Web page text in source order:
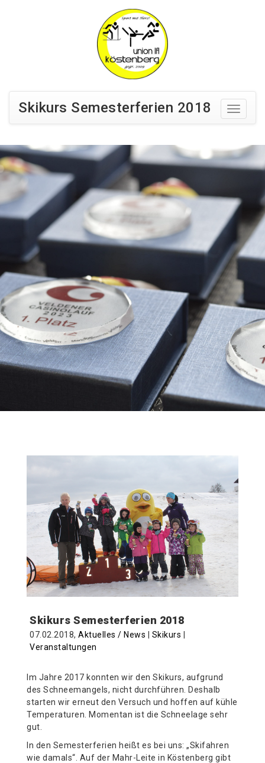
Skikurs Semesterferien 2018
Skikurs Semesterferien 2018
07.02.2018, Aktuelles / News Skikurs
Veranstaltungen
Im Jahre 2017 konnten wir den Skikurs, aufgrund
des Schneemangels, nicht durchführen. Deshalb
starten wir erneut den Versuch und hoffen auf kühle
Temperaturen. Momentan ist die Schneelage sehr
gut.
In den Semesterferien heißt es bei uns: „Skifahren
wie damals“. Auf der Mahr-Leite in Köstenberg gibt